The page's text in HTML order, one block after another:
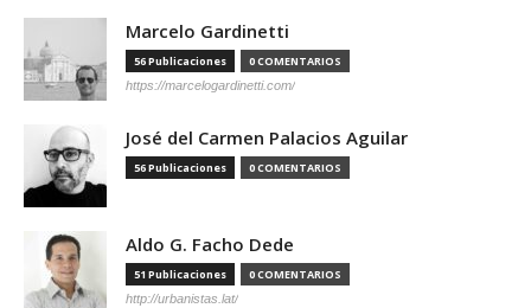
Marcelo Gardinetti
56 Publicaciones 0 COMENTARIOS
https://marcelogardinetti.com/
José del Carmen Palacios Aguilar
56 Publicaciones 0 COMENTARIOS
Aldo G. Facho Dede
51 Publicaciones 0 COMENTARIOS
http://urbanistas.lat/